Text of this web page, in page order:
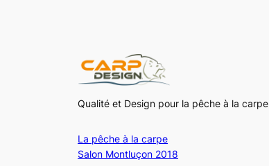
Qualité et Design pour la pêche à la carpe
La pêche à la carpe
Salon Montluçon 2018